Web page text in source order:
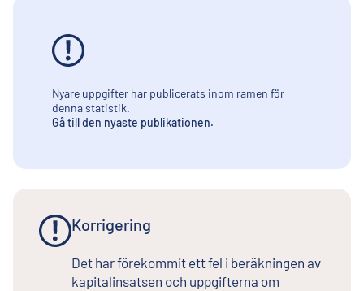
Nyare uppgifter har publicerats inom ramen för
denna statistik.
Gå till den nyaste publikationen.
Korrigering
Det har förekommit ett fel i beräkningen av
kapitalinsatsen och uppgifterna om